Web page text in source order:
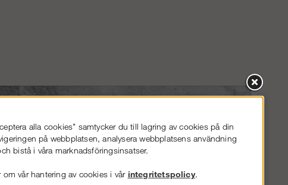
alla cookies" samtycker du till lagring av cookies på din
på webbplatsen, analysera webbplatsens användning
bistå i våra marknadsföringsinsatser.
om vår hantering av cookies i vår integritetspolicy.
TILLSTEGPROFFSEN.SE